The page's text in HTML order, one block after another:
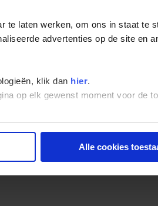
te laten werken, om ons in staat te
advertenties op de site en
klik dan hier.
op elk gewenst moment voor de
Alle cookies